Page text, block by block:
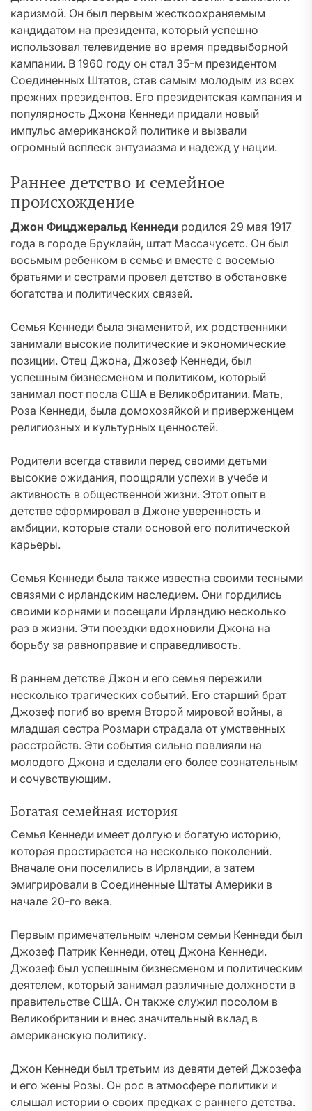
каризмой. Он был первым жесткоохраняемым
кандидатом на президента, который успешно
использовал телевидение во время предвыборной
кампании. В 1960 году он стал 35-м президентом
Соединенных Штатов, став самым молодым из всех
прежних президентов. Его президентская кампания и
популярность Джона Кеннеди придали новый
импульс американской политике и вызвали
огромный всплеск энтузиазма и надежд у нации.
Раннее детство и семейное
происхождение
Джон Фицджеральд Кеннеди родился 29 мая 1917
года в городе Бруклайн, штат Массачусетс. Он был
восьмым ребенком в семье и вместе с восемью
братьями и сестрами провел детство в обстановке
богатства и политических связей.
Семья Кеннеди была знаменитой, их родственники
занимали высокие политические и экономические
позиции. Отец Джона, Джозеф Кеннеди, был
успешным бизнесменом и политиком, который
занимал пост посла США в Великобритании. Мать,
Роза Кеннеди, была домохозяйкой и приверженцем
религиозных и культурных ценностей.
Родители всегда ставили перед своими детьми
высокие ожидания, поощряли успехи в учебе и
активность в общественной жизни. Этот опыт в
детстве сформировал в Джоне уверенность и
амбиции, которые стали основой его политической
карьеры.
Семья Кеннеди была также известна своими тесными
связями с ирландским наследием. Они гордились
своими корнями и посещали Ирландию несколько
раз в жизни. Эти поездки вдохновили Джона на
борьбу за равноправие и справедливость.
В раннем детстве Джон и его семья пережили
несколько трагических событий. Его старший брат
Джозеф погиб во время Второй мировой войны, а
младшая сестра Розмари страдала от умственных
расстройств. Эти события сильно повлияли на
молодого Джона и сделали его более сознательным
и сочувствующим.
Богатая семейная история
Семья Кеннеди имеет долгую и богатую историю,
которая простирается на несколько поколений.
Вначале они поселились в Ирландии, а затем
эмигрировали в Соединенные Штаты Америки в
начале 20-го века.
Первым примечательным членом семьи Кеннеди был
Джозеф Патрик Кеннеди, отец Джона Кеннеди.
Джозеф был успешным бизнесменом и политическим
деятелем, который занимал различные должности в
правительстве США. Он также служил посолом в
Великобритании и внес значительный вклад в
американскую политику.
Джон Кеннеди был третьим из девяти детей Джозефа
и его жены Розы. Он рос в атмосфере политики и
слышал истории о своих предках с раннего детства.